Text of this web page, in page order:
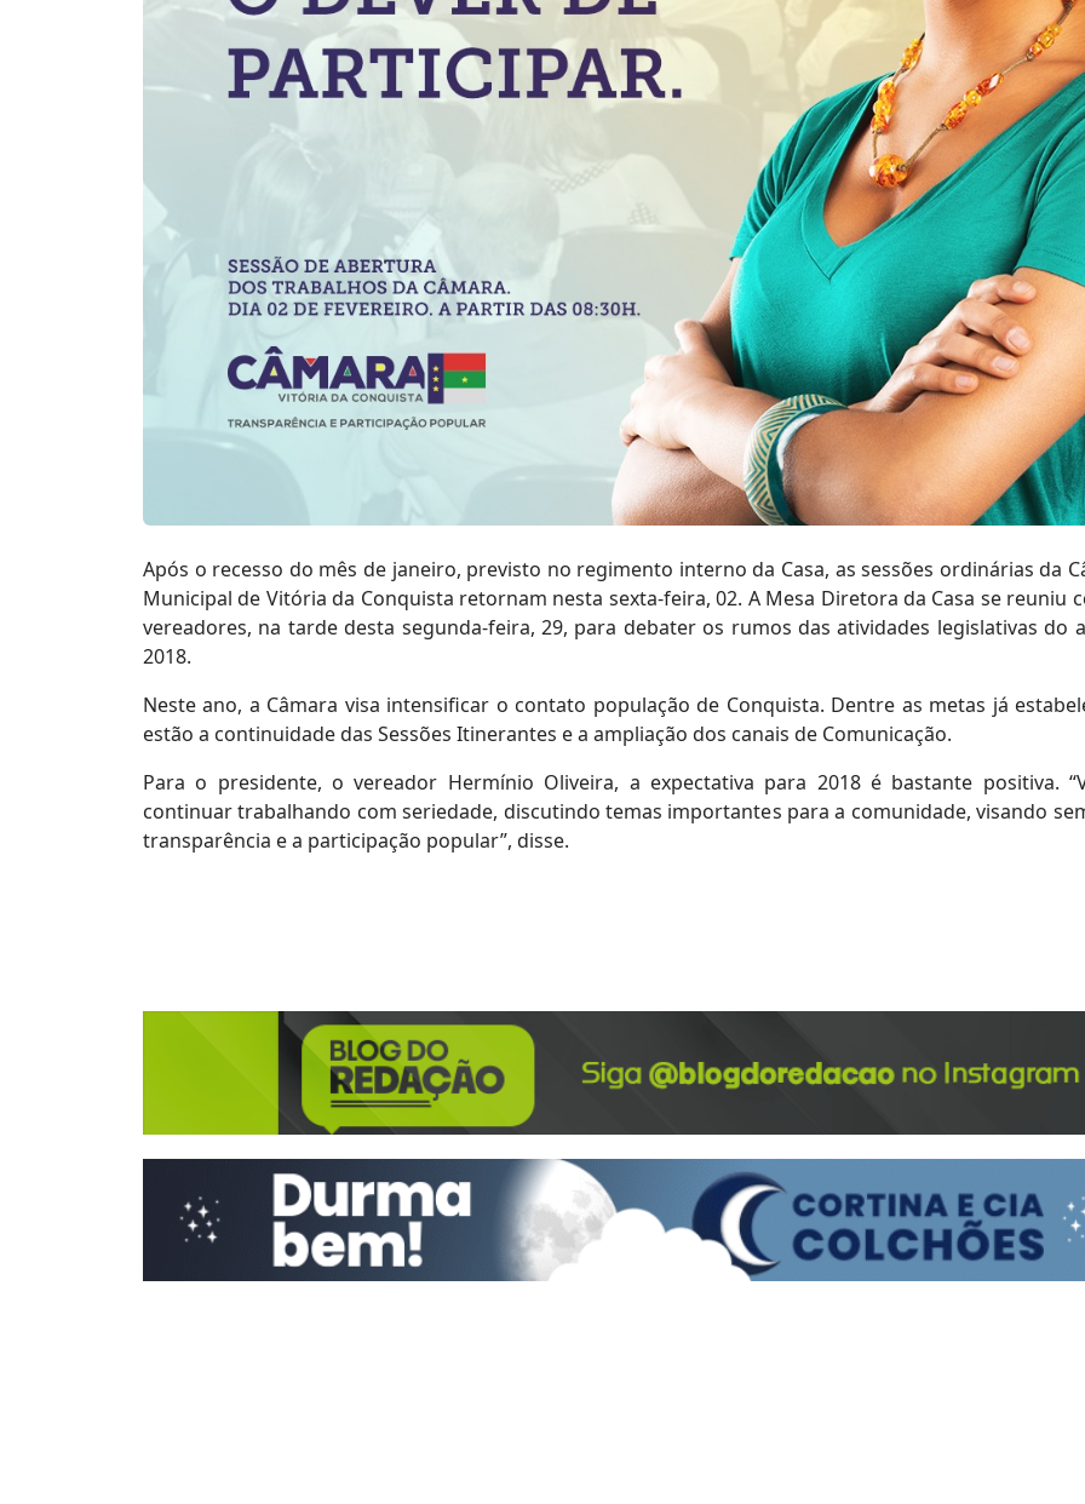
Após o recesso do mês de janeiro, previsto no regimento interno da Casa, as sessões ordinárias da
Municipal de Vitória da Conquista retornam nesta sexta-feira, 02. A Mesa Diretora da Casa se reuniu
vereadores, na tarde desta segunda-feira, 29, para debater os rumos das atividades legislativas do
2018.
Neste ano, a Câmara visa intensificar o contato população de Conquista. Dentre as metas já
estão a continuidade das Sessões Itinerantes e a ampliação dos canais de Comunicação.
Para o presidente, o vereador Hermínio Oliveira, a expectativa para 2018 é bastante positiva.
continuar trabalhando com seriedade, discutindo temas importantes para a comunidade, visando
transparência e a participação popular”, disse.